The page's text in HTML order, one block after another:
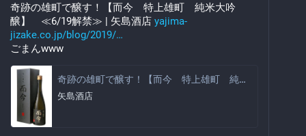
奇跡の雄町で醸す！【而今　特上雄町　純米大吟
醸】　≪6/19解禁≫ | 矢島酒店 yajima-
jizake.co.jp/blog/2019/
ごまんwww
奇跡の雄町で醸す！【而今 特上雄町 純米大吟醸】 ≪6/19解禁≫ | 矢島酒店
矢島酒店